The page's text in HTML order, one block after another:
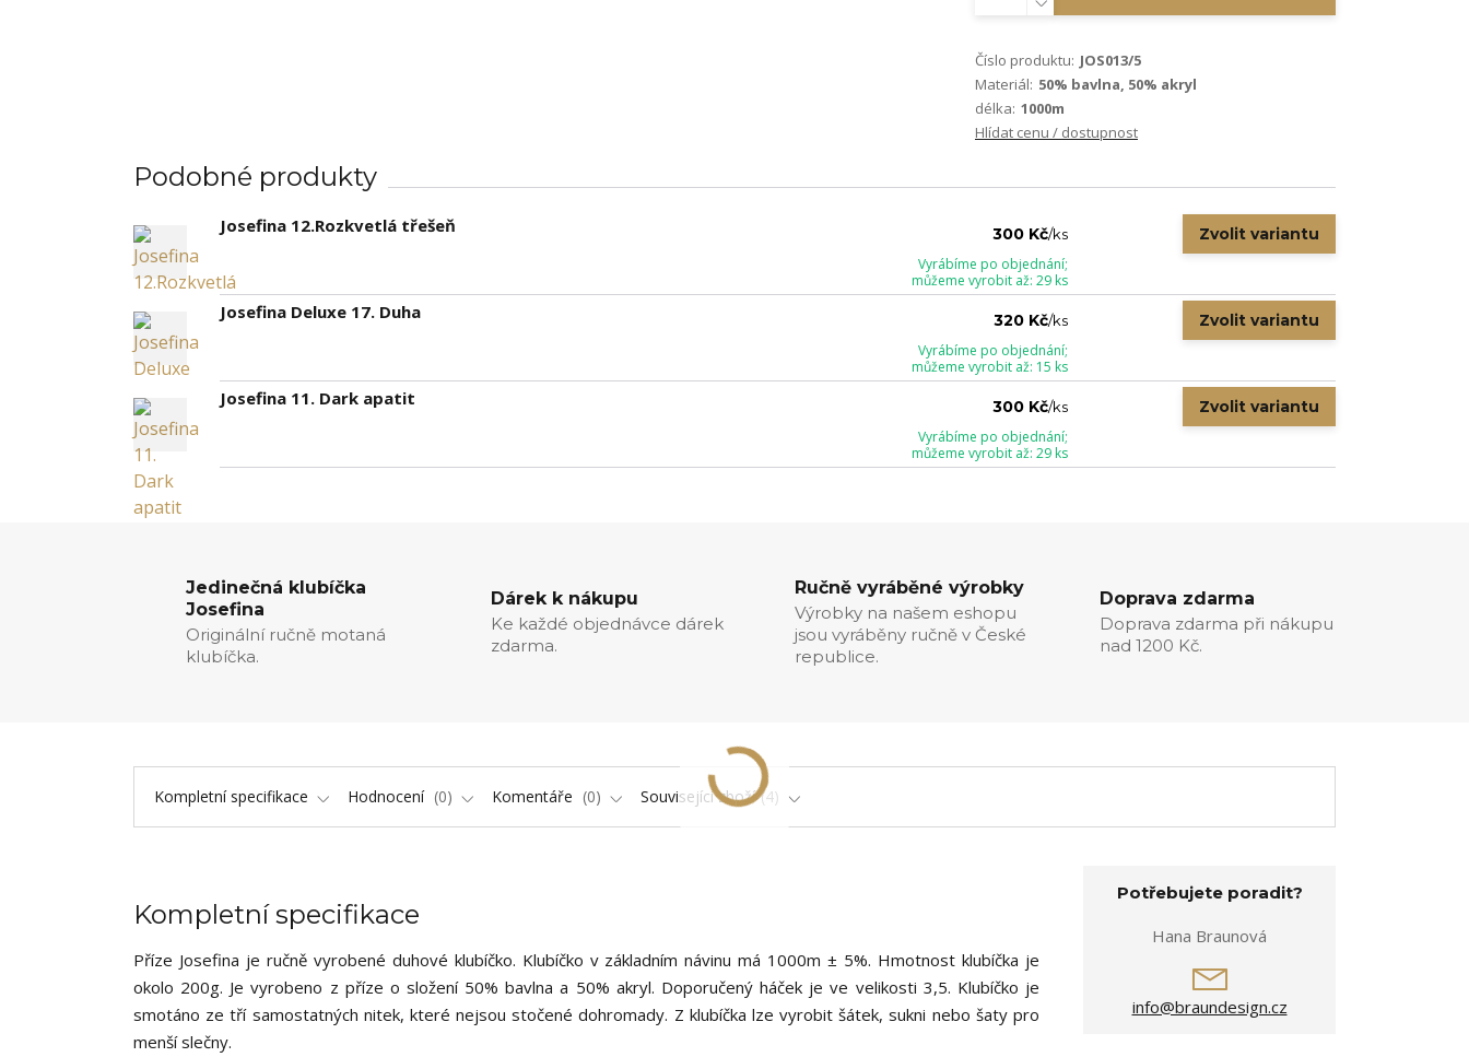
Číslo produktu: JOS013/5
Materiál: 50% bavlna, 50% akryl
délka: 1000m
Hlídat cenu / dostupnost
Podobné produkty
Josefina 12.Rozkvetlá třešeň 300 Kč/ks
Vyrábíme po objednání;
můžeme vyrobit až: 29 ks
Zvolit variantu
Josefina Deluxe 17. Duha 320 Kč/ks
Vyrábíme po objednání;
můžeme vyrobit až: 15 ks
Zvolit variantu
Josefina 11. Dark apatit 300 Kč/ks
Vyrábíme po objednání;
můžeme vyrobit až: 29 ks
Zvolit variantu
Jedinečná klubíčka
Josefina
Originální ručně motaná
klubíčka.
Dárek k nákupu
Ke každé objednávce dárek
zdarma.
Ručně vyráběné výrobky
Výrobky na našem eshopu
jsou vyráběny ručně v České
republice.
Doprava zdarma
Doprava zdarma při nákupu
nad 1200 Kč.
Kompletní specifikace Hodnocení 0 Komentáře 0 Související zboží 4
Kompletní specifikace
Příze Josefina je ručně vyrobené duhové klubíčko. Klubíčko v základním návinu má 1000m ± 5%. Hmotnost klubíčka je
okolo 200g. Je vyrobeno z příze o složení 50% bavlna a 50% akryl. Doporučený háček je ve velikosti 3,5. Klubíčko je
smotáno ze tří samostatných nitek, které nejsou stočené dohromady. Z klubíčka lze vyrobit šátek, sukni nebo šaty pro
menší slečny.
Potřebujete poradit?
Hana Braunová
info@braundesign.cz